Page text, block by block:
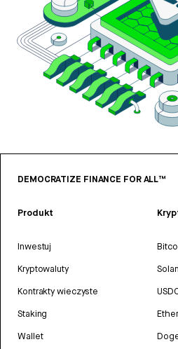
DEMOCRATIZE FINANCE FOR ALL™
Produkt
Inwestuj
Kryptowaluty
Kontrakty wieczyste
Staking
Wallet